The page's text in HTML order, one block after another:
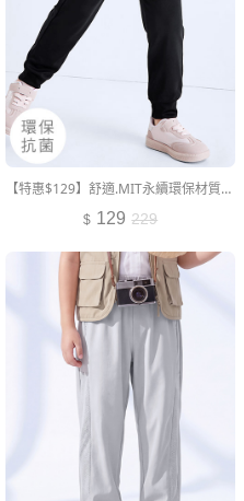
【特惠$129】舒適.MIT永續環保材質-抗UV吸排抗菌束口長褲-童裝
129 229